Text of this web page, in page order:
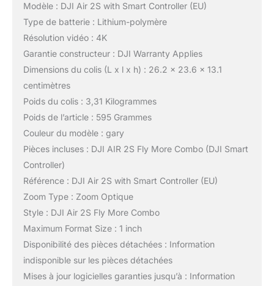
Modèle : DJI Air 2S with Smart Controller (EU)
Type de batterie : Lithium-polymère
Résolution vidéo : 4K
Garantie constructeur : DJI Warranty Applies
Dimensions du colis (L x l x h) : 26.2 x 23.6 x 13.1
centimètres
Poids du colis : 3,31 Kilogrammes
Poids de l’article : 595 Grammes
Couleur du modèle : gary
Pièces incluses : DJI AIR 2S Fly More Combo (DJI Smart
Controller)
Référence : DJI Air 2S with Smart Controller (EU)
Zoom Type : Zoom Optique
Style : DJI Air 2S Fly More Combo
Maximum Format Size : 1 inch
Disponibilité des pièces détachées : Information
indisponible sur les pièces détachées
Mises à jour logicielles garanties jusqu’à : Information